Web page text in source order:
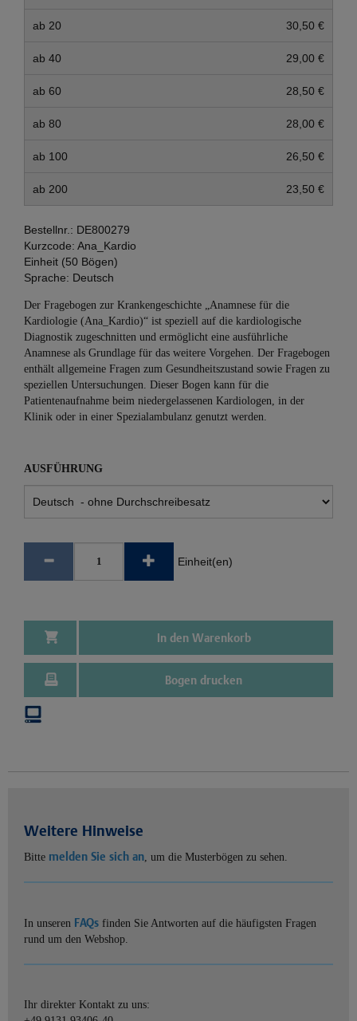
ab 20 30,50 €
ab 40 29,00 €
ab 60 28,50 €
ab 80 28,00 €
ab 100 26,50 €
ab 200 23,50 €
Bestellnr.: DE800279
Kurzcode: Ana_Kardio
Einheit (50 Bögen)
Sprache: Deutsch
Der Fragebogen zur Krankengeschichte „Anamnese für die
Kardiologie (Ana_Kardio)“ ist speziell auf die kardiologische
Diagnostik zugeschnitten und ermöglicht eine ausführliche
Anamnese als Grundlage für das weitere Vorgehen. Der Fragebogen
enthält allgemeine Fragen zum Gesundheitszustand sowie Fragen zu
speziellen Untersuchungen. Dieser Bogen kann für die
Patientenaufnahme beim niedergelassenen Kardiologen, in der
Klinik oder in einer Spezialambulanz genutzt werden.
AUSFÜHRUNG
Einheit(en)
In den Warenkorb
Bogen drucken
Weitere Hinweise
Bitte melden Sie sich an, um die Musterbögen zu sehen.
In unseren FAQs finden Sie Antworten auf die häufigsten Fragen
rund um den Webshop.
Ihr direkter Kontakt zu uns: